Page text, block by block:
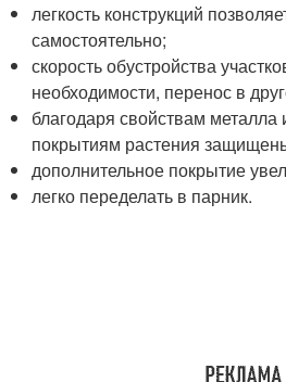
легкость конструкций
самостоятельно;
скорость обустройства
необходимости, перенос в
благодаря свойствам
покрытиям растения
дополнительное покрытие
легко переделать в парник.